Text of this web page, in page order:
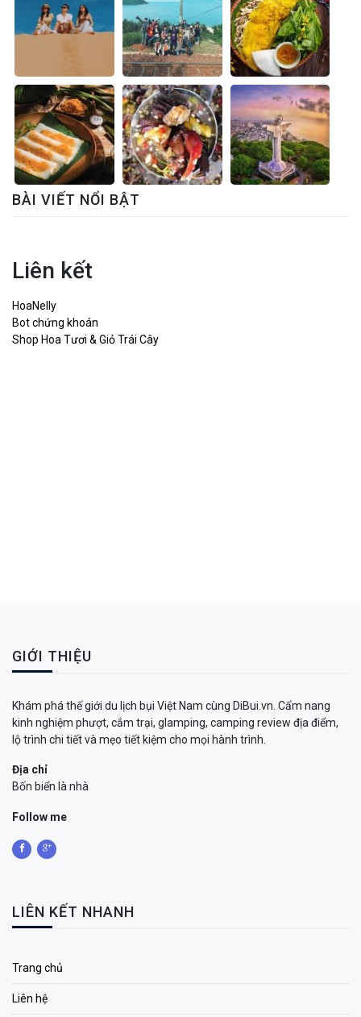
BÀI VIẾT NỔI BẬT
Liên kết
HoaNelly
Bot chứng khoán
Shop Hoa Tươi & Giỏ Trái Cây
GIỚI THIỆU
Khám phá thế giới du lịch bụi Việt Nam cùng DiBui.vn. Cẩm nang
kinh nghiệm phượt, cắm trại, glamping, camping review địa điểm,
lộ trình chi tiết và mẹo tiết kiệm cho mọi hành trình.
Địa chỉ
Bốn biển là nhà
Follow me
LIÊN KẾT NHANH
Trang chủ
Liên hệ